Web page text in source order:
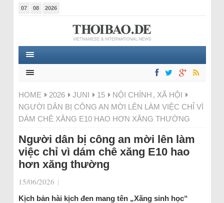
07 08 2026
HOME 2026 JUNI 15 NỘI CHÍNH , XÃ HỘI
NGƯỜI DÂN BỊ CÔNG AN MỜI LÊN LÀM VIỆC CHỈ VÌ
DÁM CHÊ XĂNG E10 HAO HƠN XĂNG THƯỜNG
Người dân bị công an mời lên làm
việc chỉ vì dám chê xăng E10 hao
hơn xăng thường
15/06/2026 |
Kịch bản hài kịch đen mang tên „Xăng sinh học“